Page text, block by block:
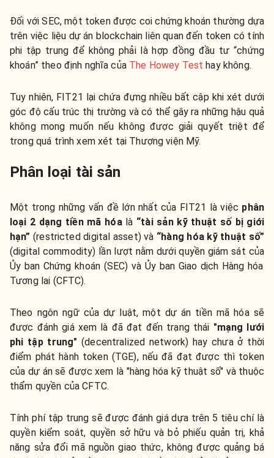
Đối với SEC, một token được coi chứng khoán thường dựa
trên việc liệu dự án blockchain liên quan đến token có tính
phi tập trung để không phải là hợp đồng đầu tư “chứng
khoán” theo định nghĩa của The Howey Test hay không.
Tuy nhiên, FIT21 lại chứa đựng nhiều bất cập khi xét dưới
góc độ cấu trúc thị trường và có thể gây ra những hậu quả
không mong muốn nếu không được giải quyết triệt để
trong quá trình xem xét tại Thượng viện Mỹ.
Phân loại tài sản
Một trong những vấn đề lớn nhất của FIT21 là việc phân
loại 2 dạng tiền mã hóalà “tài sản kỹ thuật số bị giới
hạn” (restricted digital asset) và “hàng hóa kỹ thuật số”
(digital commodity) lần lượt nằm dưới quyền giám sát của
Ủy ban Chứng khoán (SEC) và Ủy ban Giao dịch Hàng hóa
Tương lai (CFTC).
Theo ngôn ngữ của dự luật, một dự án tiền mã hóa sẽ
được đánh giá xem là đã đạt đến trạng thái "mạng lưới
phi tập trung" (decentralized network) hay chưa ở thời
điểm phát hành token (TGE), nếu đã đạt được thì token
của dự án sẽ được xem là "hàng hóa kỹ thuật số" và thuộc
thẩm quyền của CFTC.
Tính phí tập trung sẽ được đánh giá dựa trên 5 tiêu chí là
quyền kiểm soát, quyền sở hữu và bỏ phiếu quản trị, khả
năng sửa đổi mã nguồn giao thức, không được quảng bá